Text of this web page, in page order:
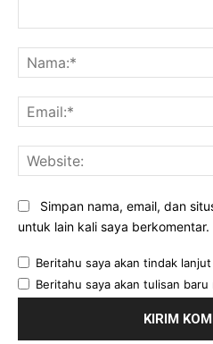
Simpan nama, email, dan
untuk lain kali saya berkomentar.
Beritahu saya akan tindak
Beritahu saya akan tulisan baru